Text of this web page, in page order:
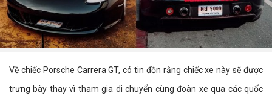
Về chiếc Porsche Carrera GT, có tin đồn rằng chiếc xe này sẽ được
trưng bày thay vì tham gia di chuyển cùng đoàn xe qua các quốc